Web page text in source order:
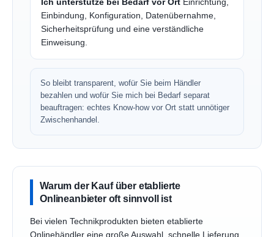
Ich unterstütze bei Bedarf vor Ort Einrichtung,
Einbindung, Konfiguration, Datenübernahme,
Sicherheitsprüfung und eine verständliche
Einweisung.
So bleibt transparent, wofür Sie beim Händler
bezahlen und wofür Sie mich bei Bedarf separat
beauftragen: echtes Know-how vor Ort statt unnötiger
Zwischenhandel.
Warum der Kauf über etablierte
Onlineanbieter oft sinnvoll ist
Bei vielen Technikprodukten bieten etablierte
Onlinehändler eine große Auswahl, schnelle Lieferung